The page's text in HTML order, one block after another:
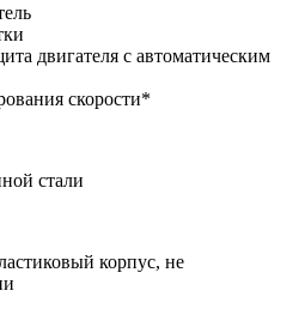
двигателя с автоматическим
скорости*
стали
корпус, не